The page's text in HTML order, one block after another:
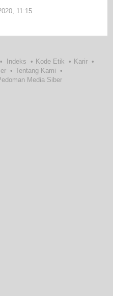
11:15
Indeks Kode Etik
Karir
Tentang Kami
Media Siber